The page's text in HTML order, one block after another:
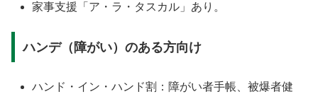
家事支援「ア・ラ・タスカル」あり。
ハンデ（障がい）のある方向け
ハンド・イン・ハンド割：障がい者手帳、被爆者健